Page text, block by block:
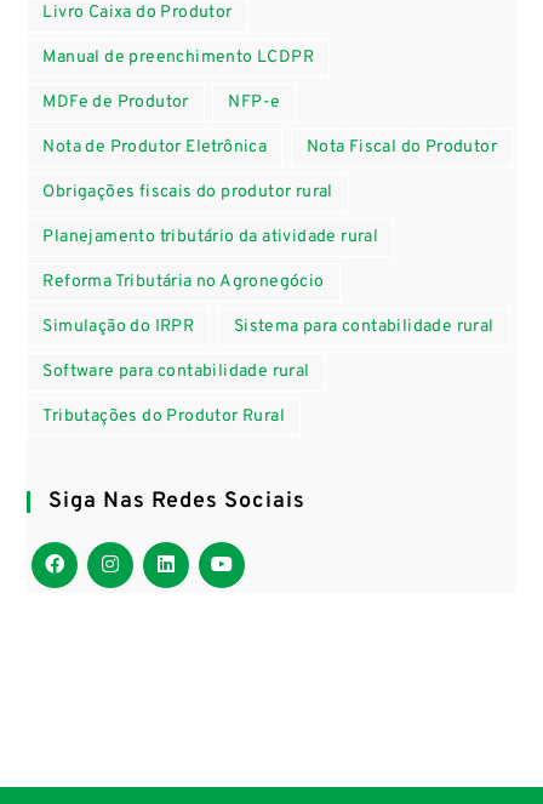
Livro Caixa do Produtor
Manual de preenchimento LCDPR
MDFe de Produtor NFP-e
Nota de Produtor Eletrônica Nota Fiscal do Produtor
Obrigações fiscais do produtor rural
Planejamento tributário da atividade rural
Reforma Tributária no Agronegócio
Simulação do IRPR Sistema para contabilidade rural
Software para contabilidade rural
Tributações do Produtor Rural
Siga Nas Redes Sociais